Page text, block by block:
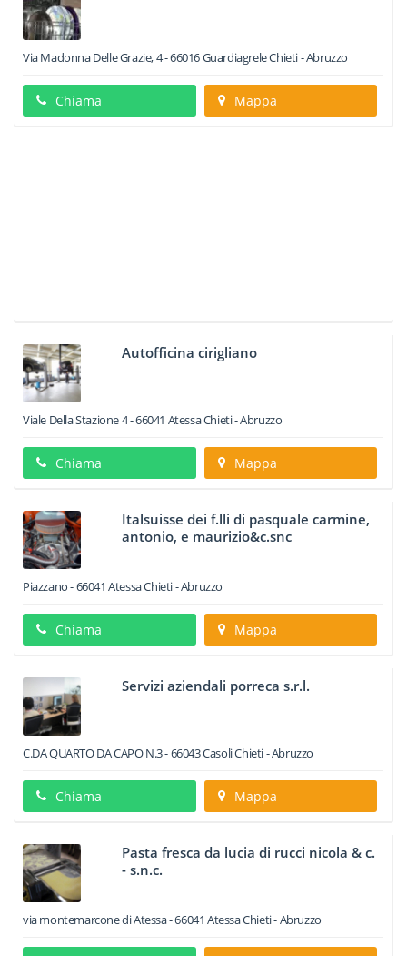
Via Madonna Delle Grazie, 4-66016GuardiagreleChieti -Abruzzo
Chiama Mappa
Autofficina cirigliano
Viale Della Stazione 4-66041 AtessaChieti -Abruzzo
Chiama Mappa
Italsuisse dei f.lli di pasquale carmine,
antonio, e maurizio&c.snc
Piazzano-66041 AtessaChieti -Abruzzo
Chiama Mappa
Servizi aziendali porreca s.r.l.
C.DA QUARTO DA CAPO N.3-66043CasoliChieti -Abruzzo
Chiama Mappa
Pasta fresca da lucia di rucci nicola & c.
- s.n.c.
via montemarcone di Atessa-66041 AtessaChieti -Abruzzo